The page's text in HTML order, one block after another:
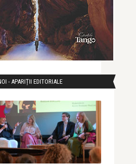
- APARIȚII EDITORIALE